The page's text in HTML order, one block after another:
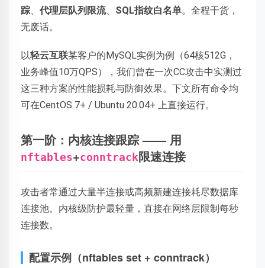
踪
代理层队列限流、 SQL指纹白名单。全程干货，
无废话。
以轻云互联某客户的MySQL实例为例（64核512G，
业务峰值10万QPS），我们曾在一次CC攻击中实测过
这三种方案的性能损耗与防御效果。下文所有命令均
可在CentOS 7+ / Ubuntu 20.04+ 上直接运行。
第一阶：内核连接跟踪 —— 用
nftables+conntrack限速连接
攻击者常通过大量半连接或高频新建连接耗尽数据库
连接池。内核级防护最轻量，直接在网络层限制每秒
连接数。
配置示例（nftables set + conntrack）